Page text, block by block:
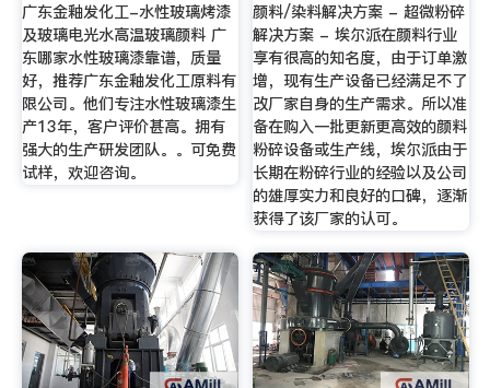
广东金釉发化工-水性玻璃烤漆
及玻璃电光水高温玻璃颜料 广
东哪家水性玻璃漆靠谱，质量
好，推荐广东金釉发化工原料有
限公司。他们专注水性玻璃漆生
产13年，客户评价甚高。拥有
强大的生产研发团队。。可免费
试样，欢迎咨询。
颜料/染料解决方案 - 超微粉碎
解决方案 - 埃尔派在颜料行业
享有很高的知名度，由于订单激
增，现有生产设备已经满足不了
改厂家自身的生产需求。所以准
备在购入一批更新更高效的颜料
粉碎设备或生产线，埃尔派由于
长期在粉碎行业的经验以及公司
的雄厚实力和良好的口碑，逐渐
获得了该厂家的认可。